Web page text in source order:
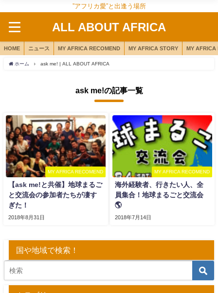
”アフリカ愛”と出逢う場所
ALL ABOUT AFRICA
HOME ニュース MY AFRICA RECOMEND MY AFRICA STORY MY AFRICA
ホーム ask me! | ALL ABOUT AFRICA
ask me!の記事一覧
MY AFRICA RECOMEND
【ask me!と共催】地球まるご
と交流会の参加者たちが凄す
ぎた！
2018年8月31日
MY AFRICA RECOMEND
海外経験者、行きたい人、全
員集合！地球まるごと交流会
🌎
2018年7月14日
国や地域で検索！